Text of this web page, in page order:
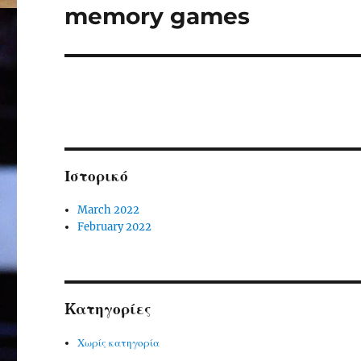
Next
memory games
Ιστορικό
March 2022
February 2022
Kατηγορίες
Χωρίς κατηγορία